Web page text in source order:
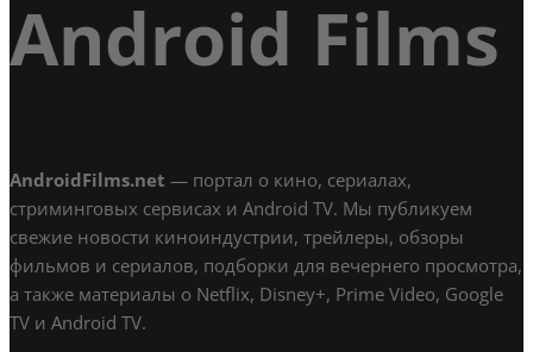
Android Films
AndroidFilms.net — портал о кино, сериалах,
стриминговых сервисах и Android TV. Мы публикуем
свежие новости киноиндустрии, трейлеры, обзоры
фильмов и сериалов, подборки для вечернего просмотра,
а также материалы о Netflix, Disney+, Prime Video, Google
TV и Android TV.